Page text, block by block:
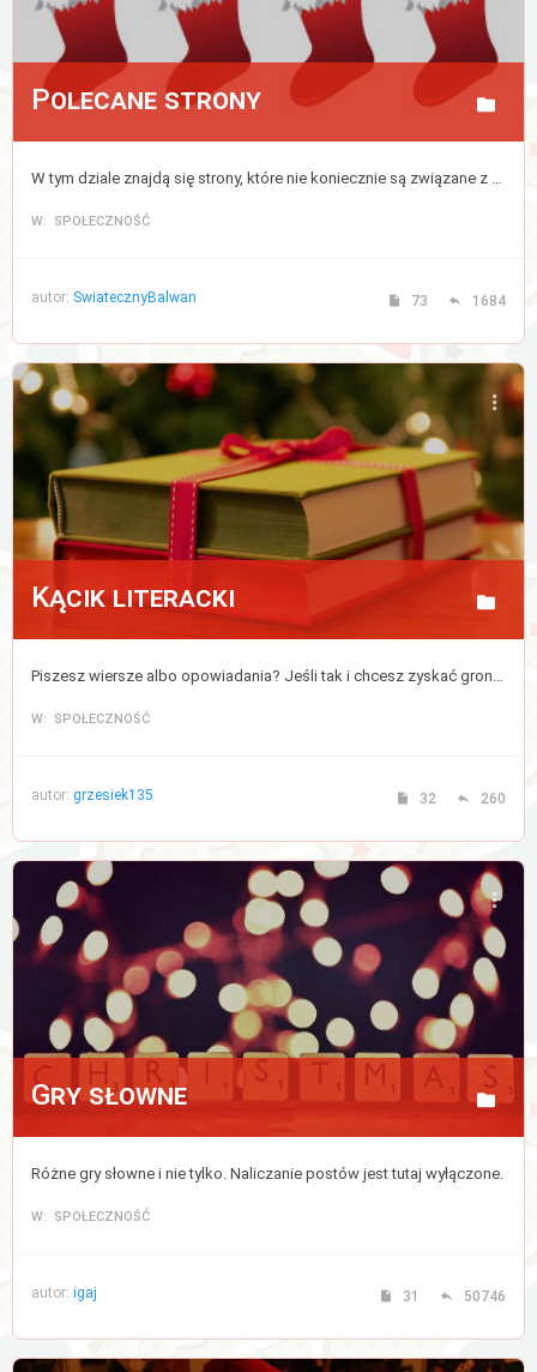
Polecane strony
W tym dziale znajdą się strony, które nie koniecznie są związane z tematyką świąteczną, lecz są przez nas gorąco polecane.
W: SPOŁECZNOŚĆ
autor: SwiatecznyBalwan 73 1684
Kącik literacki
Piszesz wiersze albo opowiadania? Jeśli tak i chcesz zyskać grono czytelników to opublikuj tutaj swoją twórczość.
W: SPOŁECZNOŚĆ
autor: grzesiek135 32 260
Gry słowne
Różne gry słowne i nie tylko. Naliczanie postów jest tutaj wyłączone.
W: SPOŁECZNOŚĆ
autor: igaj 31 50746